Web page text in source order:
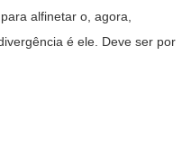
alfinetar o, agora,
é ele. Deve ser por